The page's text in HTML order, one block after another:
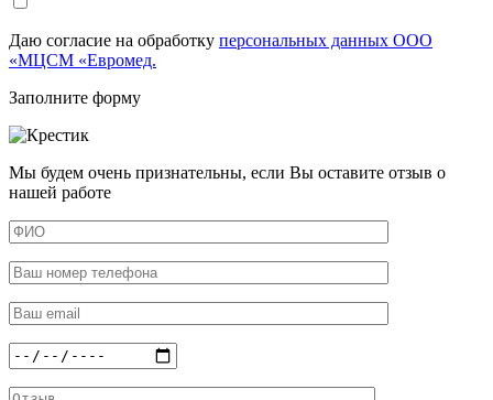
Даю согласие на обработку персональных данных ООО
«МЦСМ «Евромед.
Заполните форму
Мы будем очень признательны, если Вы оставите отзыв о
нашей работе